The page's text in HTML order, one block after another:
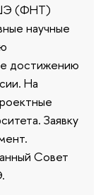
(ФНТ)
научные
достижению
На
Заявку
Совет